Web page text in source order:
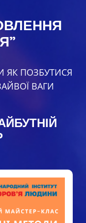
ЯК ПОЗБУТИСЯ
ВАГИ